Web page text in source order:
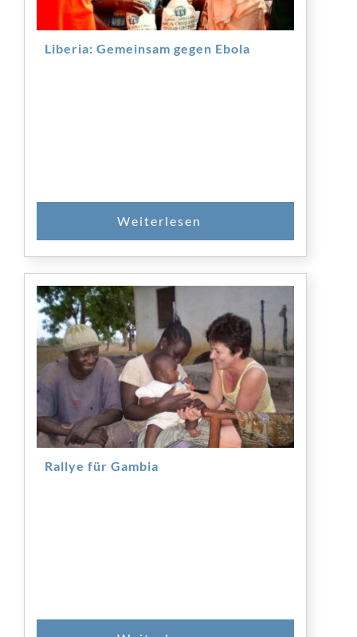
Liberia: Gemeinsam gegen Ebola
Rallye für Gambia